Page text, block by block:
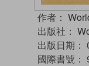
作者：
出版社：
出版日期：
國際書號：